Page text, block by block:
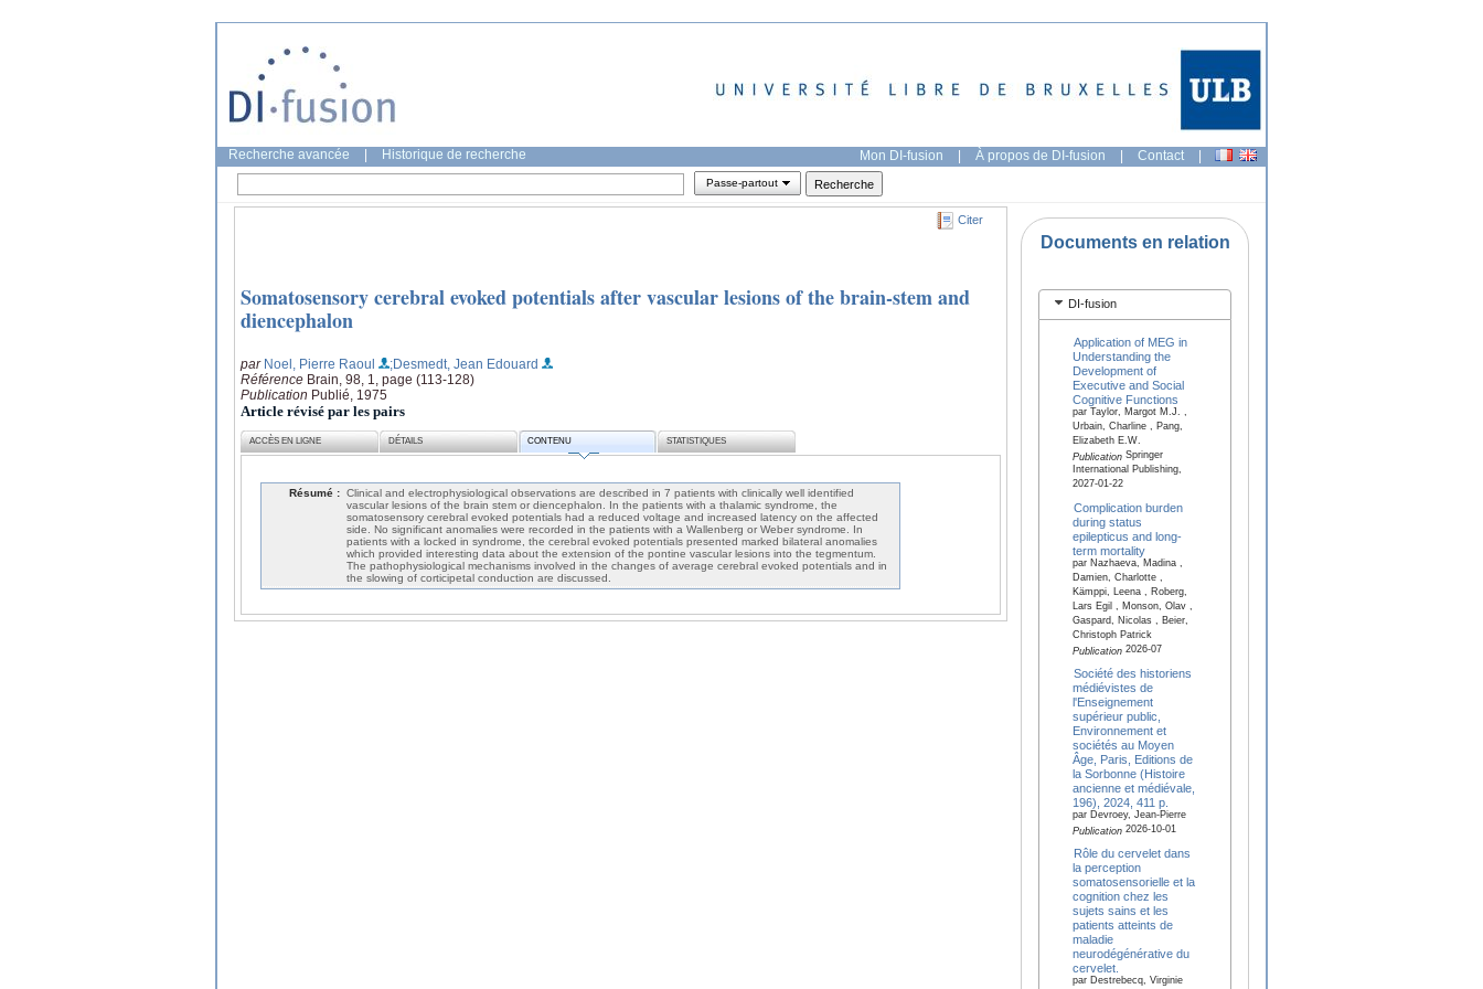
Recherche avancée Historique de recherche Mon DI-fusion | À propos de DI-fusion | Contact |
Passe-partout
Citer
Somatosensory cerebral evoked potentials after vascular lesions of the brain-stem and
diencephalon
par Noel, Pierre Raoul
;Desmedt, Jean Edouard
Référence Brain, 98, 1, page (113-128)
Publication Publié, 1975
Article révisé par les pairs
ACCÈS EN LIGNE DÉTAILS CONTENU STATISTIQUES
Résumé : Clinical and electrophysiological observations are described in 7 patients with clinically well identified
vascular lesions of the brain stem or diencephalon. In the patients with a thalamic syndrome, the
somatosensory cerebral evoked potentials had a reduced voltage and increased latency on the affected
side. No significant anomalies were recorded in the patients with a Wallenberg or Weber syndrome. In
patients with a locked in syndrome, the cerebral evoked potentials presented marked bilateral anomalies
which provided interesting data about the extension of the pontine vascular lesions into the tegmentum.
The pathophysiological mechanisms involved in the changes of average cerebral evoked potentials and in
the slowing of corticipetal conduction are discussed.
Documents en relation
DI-fusion
Application of MEG in
Understanding the
Development of
Executive and Social
Cognitive Functions
par Taylor, Margot M.J. ,
Urbain, Charline , Pang,
Elizabeth E.W.
PublicationSpringer
International Publishing,
2027-01-22
Complication burden
during status
epilepticus and long-
term mortality
par Nazhaeva, Madina ,
Damien, Charlotte ,
Kämppi, Leena , Roberg,
Lars Egil , Monson, Olav ,
Gaspard, Nicolas , Beier,
Christoph Patrick
Publication2026-07
Société des historiens
médiévistes de
l'Enseignement
supérieur public,
Environnement et
sociétés au Moyen
Âge, Paris, Editions de
la Sorbonne (Histoire
ancienne et médiévale,
196), 2024, 411 p.
par Devroey, Jean-Pierre
Publication2026-10-01
Rôle du cervelet dans
la perception
somatosensorielle et la
cognition chez les
sujets sains et les
patients atteints de
maladie
neurodégénérative du
cervelet.
par Destrebecq, Virginie